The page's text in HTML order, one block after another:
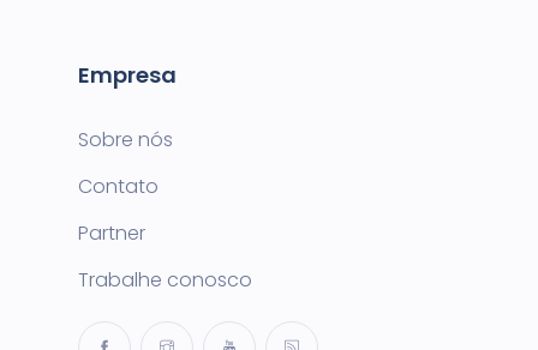
Empresa
Sobre nós
Contato
Partner
Trabalhe conosco